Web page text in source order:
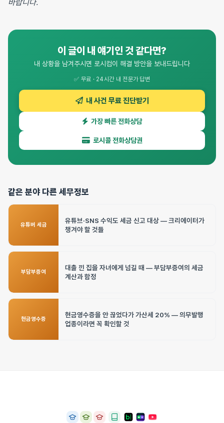
바랍니다.
이 글이 내 얘기인 것 같다면?
내 상황을 남겨주시면 로시컴이 해결 방안을 보내드립니다
✅ 무료 · 24시간 내 전문가 답변
내 사건 무료 진단받기
가장 빠른 전화상담
로시콜 전화상담권
같은 분야 다른 세무정보
유튜버 세금
유튜브·SNS 수익도 세금 신고 대상 — 크리에이터가
챙겨야 할 것들
부담부증여
대출 낀 집을 자녀에게 넘길 때 — 부담부증여의 세금
계산과 함정
현금영수증
현금영수증을 안 끊었다가 가산세 20% — 의무발행
업종이라면 꼭 확인할 것